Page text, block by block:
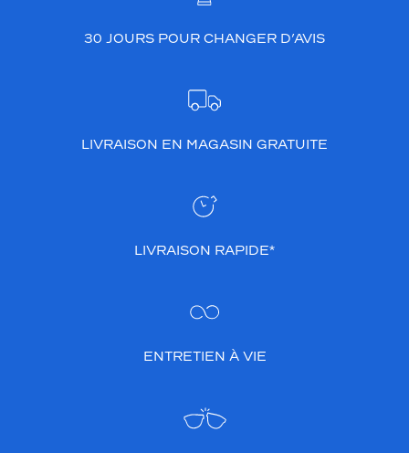
30 JOURS POUR CHANGER D’AVIS
LIVRAISON EN MAGASIN GRATUITE
LIVRAISON RAPIDE*
ENTRETIEN À VIE